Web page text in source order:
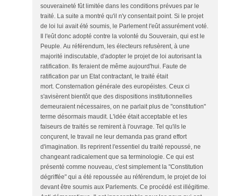
souveraineté fût limitée dans les conditions prévues par le
traité. La suite a montré qu'il n'y consentait point. Si le projet
de loi lui avait été soumis, le Parlement l'eût assurément voté.
Il l'eût donc adopté contre la volonté du Souverain, qui est le
Peuple. Au référendum, les électeurs refusèrent, à une
majorité indiscutable, d'adopter le projet de loi autorisant la
ratification. Ils feraient de même aujourd'hui. Faute de
ratification par un Etat contractant, le traité était
mort. Consternation générale des européistes. Ceux ci
s'avisèrent bientôt que des dispositions institutionnelles
demeuraient nécessaires, on ne parlait plus de "constitution"
terme désormais maudit. L'idée était acceptable et les
faiseurs de traités se remirent à l'ouvrage. Tel qu'ils le
conçurent, le travail ne leur demanda pas grand effort
d'imagination. Ils reprirent l'essentiel du traité repoussé, ne
changeant radicalement que sa terminologie. Ce qui est
présenté comme nouveau, c'est simplement la "Constitution
dégriffée" qui a été repoussée au référendum, le projet de loi
devant être soumis aux Parlements. Ce procédé est illégitime.